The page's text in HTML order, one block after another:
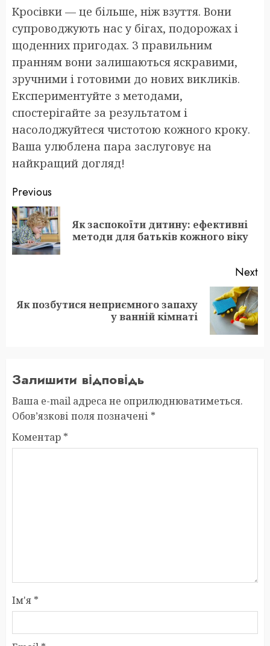
Кросівки — це більше, ніж взуття. Вони
супроводжують нас у бігах, подорожах і
щоденних пригодах. З правильним
пранням вони залишаються яскравими,
зручними і готовими до нових викликів.
Експериментуйте з методами,
спостерігайте за результатом і
насолоджуйтеся чистотою кожного кроку.
Ваша улюблена пара заслуговує на
найкращий догляд!
Post
navigation
Previous
Як заспокоїти дитину: ефективні
методи для батьків кожного віку
Next
Next
Як позбутися неприємного запаху
у ванній кімнаті
Залишити відповідь
Ваша e-mail адреса не оприлюднюватиметься.
Обов’язкові поля позначені *
Коментар *
Ім'я *